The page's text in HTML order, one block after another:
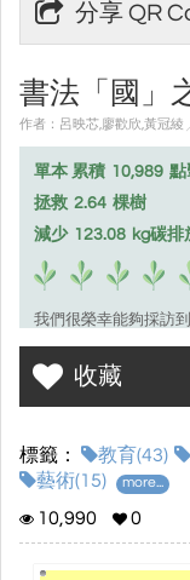
分享 QR
書法「國」
作者：呂映芯,廖歡欣,黃冠
單本 累積 10,989 點
拯救 2.64 棵樹
減少 123.08 kg碳排
我們很榮幸能夠採訪
他不僅是我們中壢高
且能夠欣賞到他的作
使各位深陷在他的作
收藏
標籤： 教育(43)
藝術(15)
more...
10,990 0